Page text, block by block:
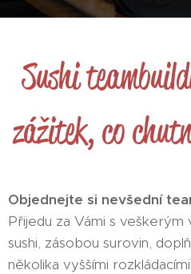
Sushi
zážitek, co
Objednejte si nevšední
Přijedu za Vámi s
sushi, zásobou surovin,
několika vyššími